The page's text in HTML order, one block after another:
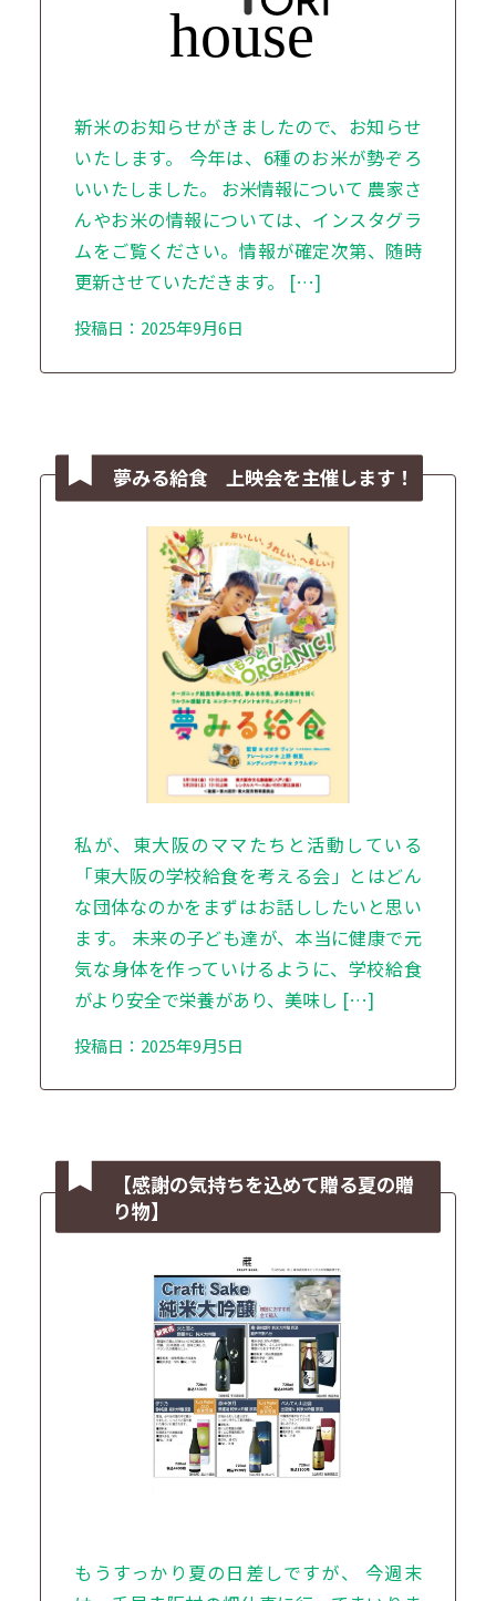
新米のお知らせがきましたので、お知らせ
いたします。 今年は、6種のお米が勢ぞろ
いいたしました。 お米情報について 農家さ
んやお米の情報については、インスタグラ
ムをご覧ください。情報が確定次第、随時
更新させていただきます。 […]
投稿日：2025年9月6日
夢みる給食 上映会を主催します！
私が、東大阪のママたちと活動している
「東大阪の学校給食を考える会」とはどん
な団体なのかをまずはお話ししたいと思い
ます。 未来の子ども達が、本当に健康で元
気な身体を作っていけるように、学校給食
がより安全で栄養があり、美味し […]
投稿日：2025年9月5日
【感謝の気持ちを込めて贈る夏の贈
り物】
もうすっかり夏の日差しですが、 今週末